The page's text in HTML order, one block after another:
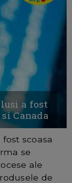
a fost
Canada
scoasa
se
ale
de